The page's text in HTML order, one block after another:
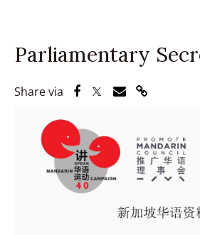
Parliamentary
Share via Share via Facebook
Share via Twitter
Share via Email
Share via